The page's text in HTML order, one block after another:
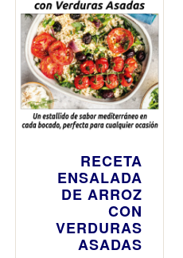
RECETA
ENSALADA
DE ARROZ
CON
VERDURAS
ASADAS